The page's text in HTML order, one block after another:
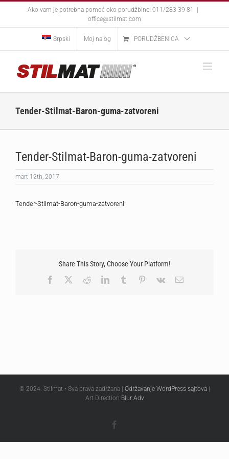
Ako vam je potrebna pomoć oko porudžbine! 011/283 39 81
office@stilmat.com
Srpski Moj nalog PORUDŽBENICA
Tender-Stilmat-Baron-guma-zatvoreni
Tender-Stilmat-Baron-guma-zatvoreni
mart 12th, 2017
Tender-Stilmat-Baron-guma-zatvoreni
Share This Story, Choose Your Platform!
Facebook
RedditLinkedInTumblr Pinterest
Vk Email
© 2024. Stilmat • Sva prava zadržana | Održavanje WordPress sajtova|
Art Direction Blur Adv